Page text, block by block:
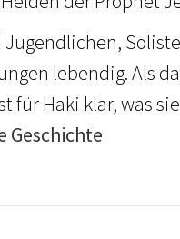
lebendig. Als
für Haki klar, was
Geschichte